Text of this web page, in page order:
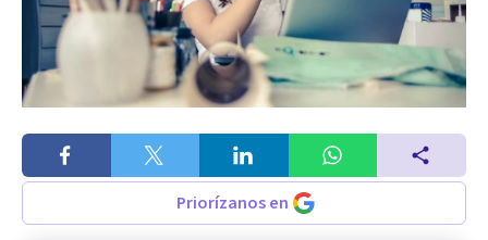
Priorízanos en